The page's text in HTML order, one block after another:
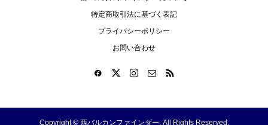
特定商取引法に基づく表記
プライバシーポリシー
お問い合わせ
Copyright ©西バルカンファインダー. All Rights Reserved.